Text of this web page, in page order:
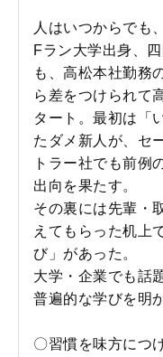
人はいつからでも
Fラン大学出身、
も、高松本社勤務
ら差をつけられて
タート。最初は「
たダメ新人が、セ
トラー社でも前例
出向を果たす。
その裏には先輩・
えてもらった机上
び」があった。
大学・企業でも話
普遍的な学びを明
〇習慣を味方につ